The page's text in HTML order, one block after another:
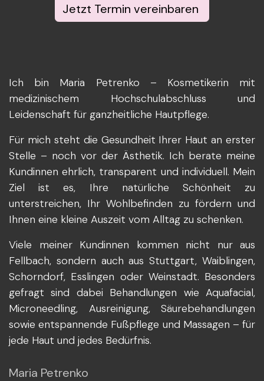
Jetzt Termin vereinbaren
Ich bin Maria Petrenko – Kosmetikerin mit
medizinischem Hochschulabschluss und
Leidenschaft für ganzheitliche Hautpflege.
Für mich steht die Gesundheit Ihrer Haut an erster
Stelle – noch vor der Ästhetik. Ich berate meine
Kundinnen ehrlich, transparent und individuell. Mein
Ziel ist es, Ihre natürliche Schönheit zu
unterstreichen, Ihr Wohlbefinden zu fördern und
Ihnen eine kleine Auszeit vom Alltag zu schenken.
Viele meiner Kundinnen kommen nicht nur aus
Fellbach, sondern auch aus Stuttgart, Waiblingen,
Schorndorf, Esslingen oder Weinstadt. Besonders
gefragt sind dabei Behandlungen wie Aquafacial,
Microneedling, Ausreinigung, Säurebehandlungen
sowie entspannende Fußpflege und Massagen – für
jede Haut und jedes Bedürfnis.
Maria Petrenko